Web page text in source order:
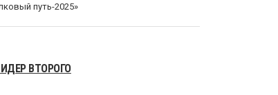
путь-2025»
ВТОРОГО